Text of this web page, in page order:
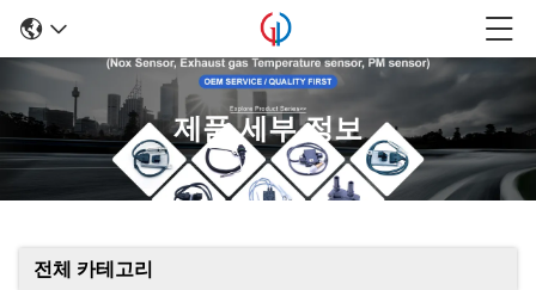
제품 세부 정보
전체 카테고리